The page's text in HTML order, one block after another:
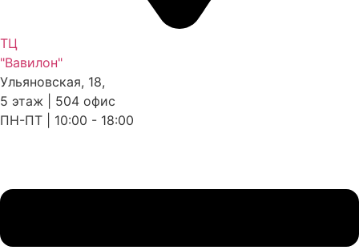
ТЦ
"Вавилон"
Ульяновская, 18,
5 этаж | 504 офис
ПН-ПТ | 10:00 - 18:00